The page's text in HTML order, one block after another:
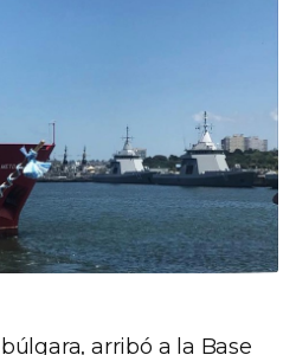
arribó a la Base